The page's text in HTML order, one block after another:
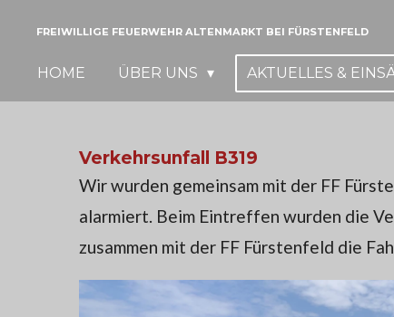
FREIWILLIGE FEUERWEHR ALTENMARKT BEI FÜRSTENFELD
HOME ÜBER UNS AKTUELLES &
Verkehrsunfall B319
Wir wurden gemeinsam mit der FF
alarmiert. Beim Eintreffen wurden die
zusammen mit der FF Fürstenfeld die